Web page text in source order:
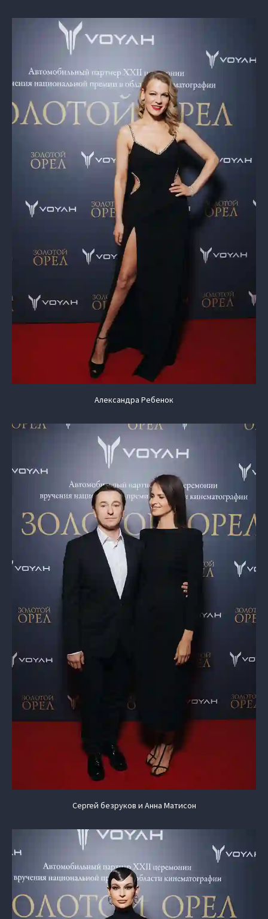
Александра Ребенок
Сергей безруков и Анна Матисон